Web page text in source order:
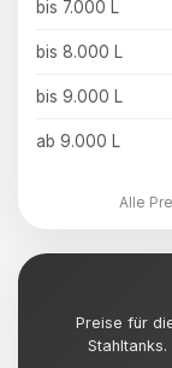
bis 7.000 L
bis 8.000 L
bis 9.000 L
ab 9.000 L
Alle
Preise für